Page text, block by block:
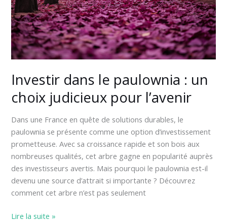
Investir dans le paulownia : un
choix judicieux pour l’avenir
Dans une France en quête de solutions durables, le
paulownia se présente comme une option d’investissement
prometteuse. Avec sa croissance rapide et son bois aux
nombreuses qualités, cet arbre gagne en popularité auprès
des investisseurs avertis. Mais pourquoi le paulownia est-il
devenu une source d’attrait si importante ? Découvrez
comment cet arbre n’est pas seulement
judicieux
pour
l’avenir
Lire la suite »